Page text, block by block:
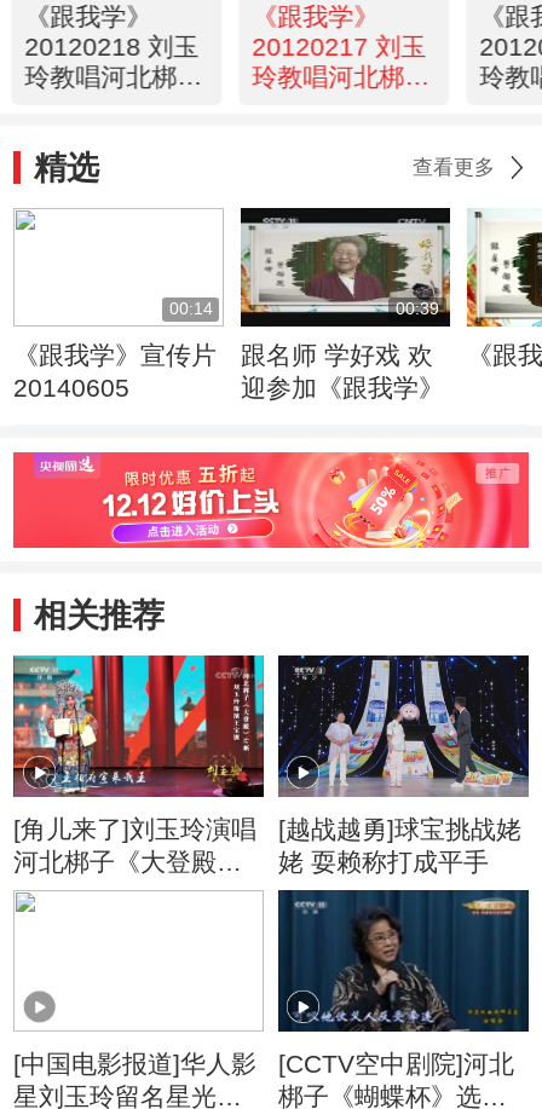
《跟我学》
20120218 刘玉
玲教唱河北梆子
《跟我学》
20120217 刘玉
玲教唱河北梆子
《
玲教
精选 查看更多
00:14
《跟我学》宣传片
20140605
00:39
跟名师 学好戏 欢
迎参加《跟我学》
《跟
相关推荐
[角儿来了]刘玉玲演唱
河北梆子《大登殿》
片断
[越战越勇]球宝挑战姥
姥 耍赖称打成平手
[中国电影报道]华人影
星刘玉玲留名星光大
[CCTV空中剧院]河北
梆子《蝴蝶杯》选段